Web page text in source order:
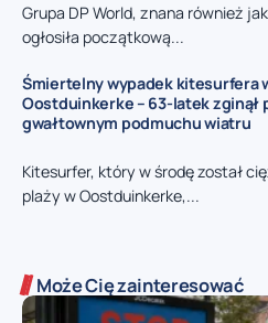
Grupa DP World, znana również
ogłosiła początkową...
Śmiertelny wypadek kitesurfera
Oostduinkerke – 63-latek zginął
gwałtownym podmuchu wiatru
Kitesurfer, który w środę został
plaży w Oostduinkerke,...
Może Cię zainteresować